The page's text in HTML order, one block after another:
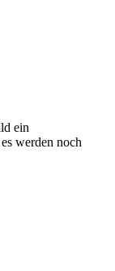
ein
werden noch